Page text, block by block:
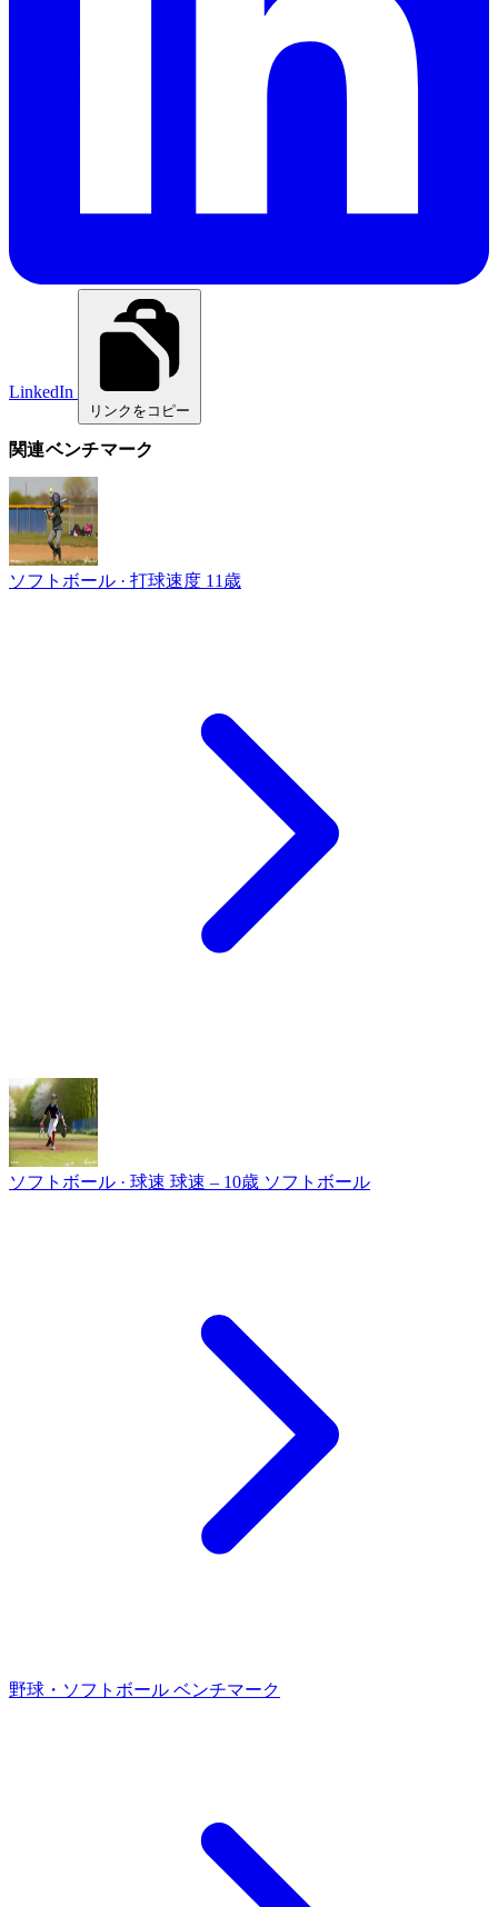
LinkedIn
リンクをコピー
関連ベンチマーク
ソフトボール · 打球速度 11歳
ソフトボール · 球速 球速 – 10歳 ソフトボール
野球・ソフトボール ベンチマーク